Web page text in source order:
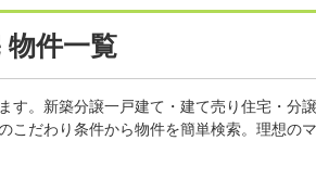
物件一覧
。新築分譲一戸建て・建て売り住宅・分
だわり条件から物件を簡単検索。理想の